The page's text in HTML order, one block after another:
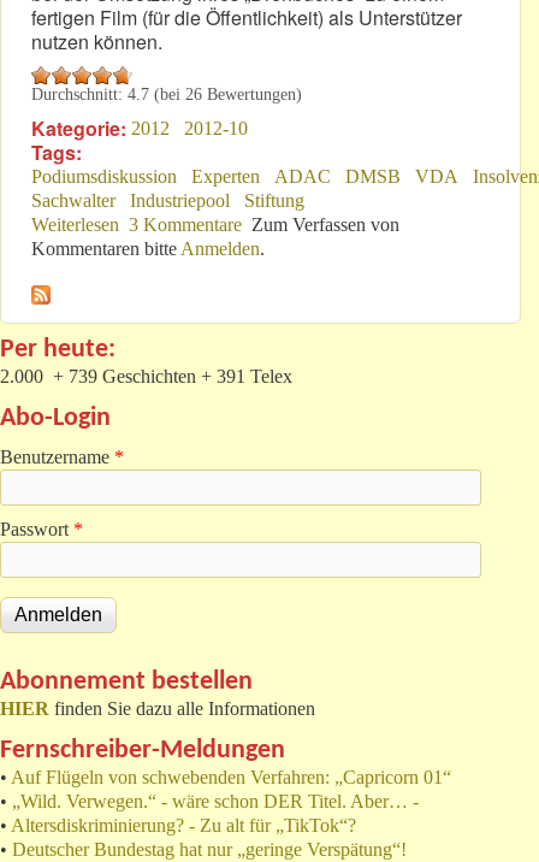
fertigen Film (für die Öffentlichkeit) als Unterstützer
nutzen können.
Durchschnitt: 4.7 (bei 26 Bewertungen)
Kategorie: 2012 2012-10
Tags:
Podiumsdiskussion Experten ADAC DMSB VDA
Sachwalter
Industriepool
Stiftung
Weiterlesen über Parteien-Poker um den Nürburgring?
3 Kommentare Zum Verfassen von
Kommentaren bitte Anmelden.
Per heute:
2.000 + 739 Geschichten + 391 Telex
Abo-Login
Benutzername *
Passwort *
Abonnement bestellen
HIER finden Sie dazu alle Informationen
Fernschreiber-Meldungen
• Auf Flügeln von schwebenden Verfahren: „Capricorn 01“
• „Wild. Verwegen.“ - wäre schon DER Titel. Aber… -
• Altersdiskriminierung? - Zu alt für „TikTok“?
• Deutscher Bundestag hat nur „geringe Verspätung“!